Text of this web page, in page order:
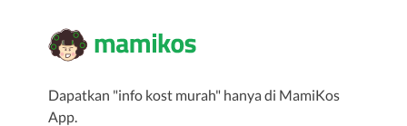
Dapatkan "info kost murah" hanya di MamiKos
App.